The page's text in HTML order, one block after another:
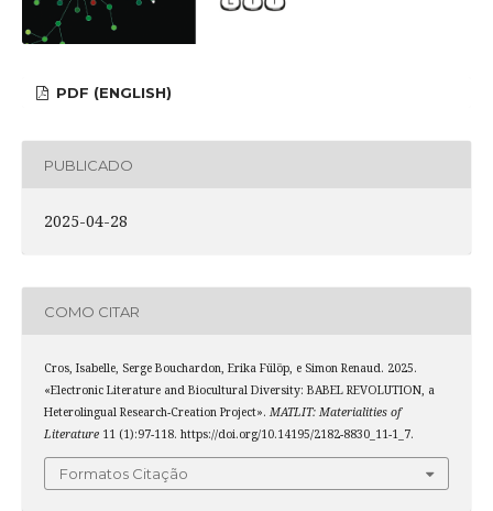
PDF (ENGLISH)
PUBLICADO
2025-04-28
COMO CITAR
Cros, Isabelle, Serge Bouchardon, Erika Fülöp, e Simon Renaud. 2025.
«Electronic Literature and Biocultural Diversity: BABEL REVOLUTION, a
Heterolingual Research-Creation Project». MATLIT: Materialities of
Literature11 (1):97-118. https://doi.org/10.14195/2182-8830_11-1_7.
Formatos Citação